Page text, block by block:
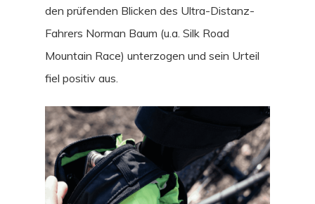
den prüfenden Blicken des Ultra-Distanz-
Fahrers Norman Baum (u.a. Silk Road
Mountain Race) unterzogen und sein Urteil
fiel positiv aus.